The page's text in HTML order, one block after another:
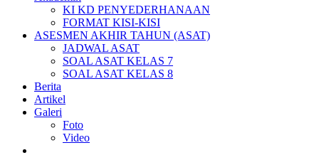
KI KD PENYEDERHANAAN
FORMAT KISI-KISI
ASESMEN AKHIR TAHUN (ASAT)
JADWAL ASAT
SOAL ASAT KELAS 7
SOAL ASAT KELAS 8
Berita
Artikel
Galeri
Foto
Video